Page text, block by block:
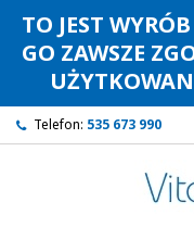
TO JEST
GO ZAWSZE
Telefon: 535 673 990